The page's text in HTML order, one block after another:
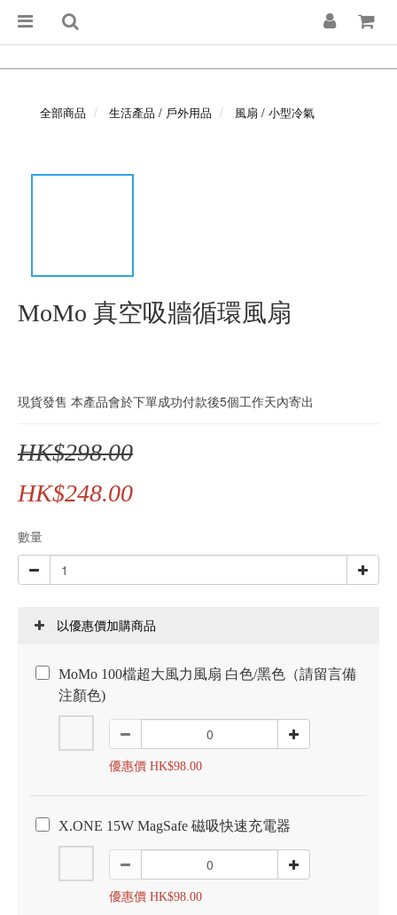
全部商品 生活產品 / 戶外用品 風扇 / 小型冷氣
MoMo 真空吸牆循環風扇
現貨發售 本產品會於下單成功付款後5個工作天內寄出
HK$298.00
HK$248.00
數量
以優惠價加購商品
MoMo 100檔超大風力風扇 白色/黑色（請留言備
注顏色)
優惠價 HK$98.00
X.ONE 15W MagSafe 磁吸快速充電器
優惠價 HK$98.00